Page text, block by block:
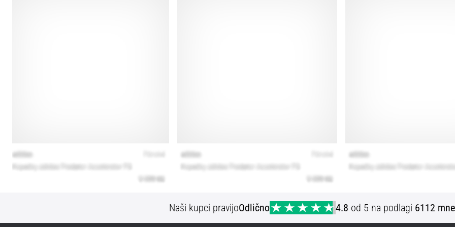
Naši kupci pravijoOdlično 4.8 od 5 na podlagi 6112